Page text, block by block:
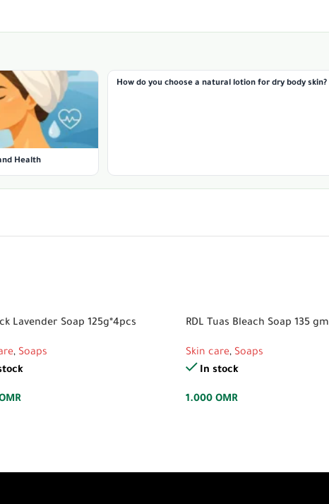
Health
How do you choose a natural lotion for dry body skin?
Lavender Soap 125g*4pcs
, Soaps
RDL Tuas Bleach Soap 135 gm
Skin care, Soaps
In stock
1.000 OMR